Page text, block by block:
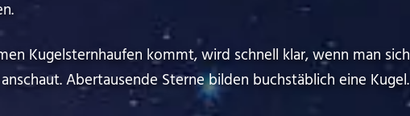
Kugelsternhaufen kommt, wird schnell klar, wenn man sich
anschaut. Abertausende Sterne bilden buchstäblich eine Kugel.